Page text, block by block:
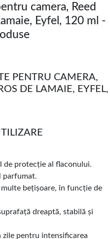
camera, Reed
Eyfel, 120 ml -
PENTRU CAMERA,
DE LAMAIE, EYFEL,
de protecție al flaconului.
parfumat.
multe bețișoare, în funcție de
dreaptă, stabilă și
zile pentru intensificarea